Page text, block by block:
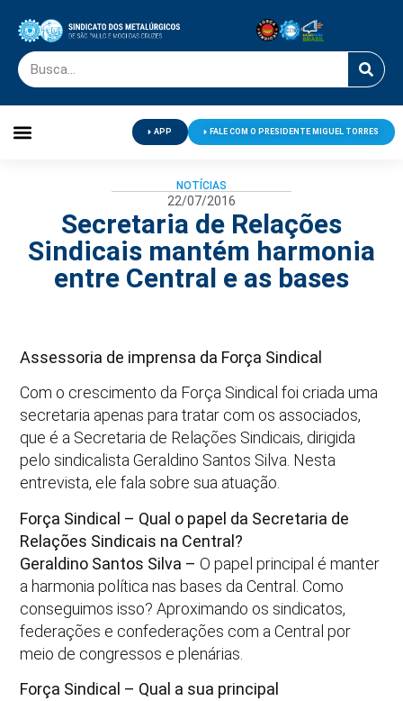
APP FALE COM O PRESIDENTE MIGUEL TORRES
NOTÍCIAS
22/07/2016
Secretaria de Relações
Sindicais mantém harmonia
entre Central e as bases
Assessoria de imprensa da Força Sindical
Com o crescimento da Força Sindical foi criada uma
secretaria apenas para tratar com os associados,
que é a Secretaria de Relações Sindicais, dirigida
pelo sindicalista Geraldino Santos Silva. Nesta
entrevista, ele fala sobre sua atuação.
Força Sindical – Qual o papel da Secretaria de
Relações Sindicais na Central?
Geraldino Santos Silva – O papel principal é manter
a harmonia política nas bases da Central. Como
conseguimos isso? Aproximando os sindicatos,
federações e confederações com a Central por
meio de congressos e plenárias.
Força Sindical – Qual a sua principal